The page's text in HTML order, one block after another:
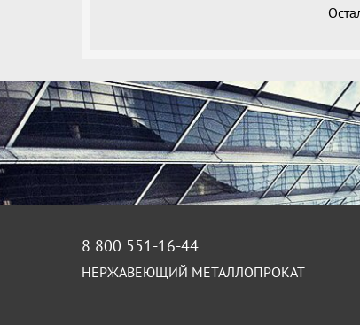
8 800 551-16-44
НЕРЖАВЕЮЩИЙ МЕТАЛЛОПРОКАТ